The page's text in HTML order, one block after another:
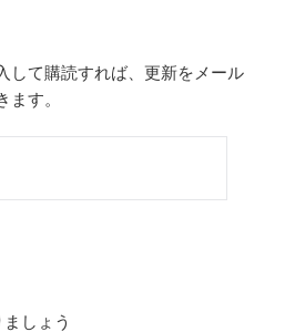
して購読すれば、更新をメール
す。
しょう